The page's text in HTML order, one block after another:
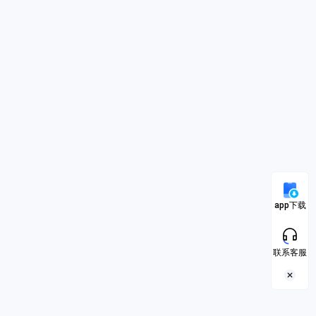
app下载
联系客服